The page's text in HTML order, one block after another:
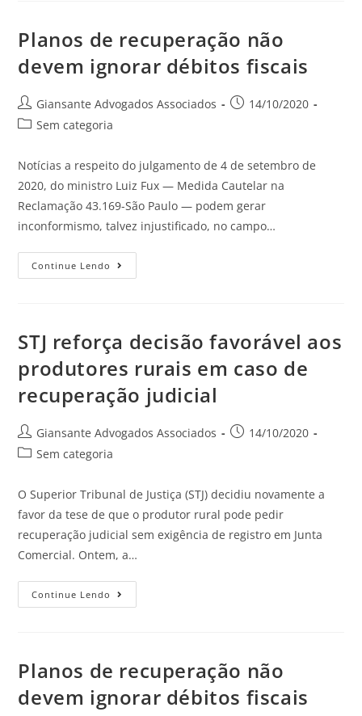
Planos de recuperação não
devem ignorar débitos fiscais
Giansante Advogados Associados
14/10/2020
Sem categoria
Notícias a respeito do julgamento de 4 de setembro de
2020, do ministro Luiz Fux — Medida Cautelar na
Reclamação 43.169-São Paulo — podem gerar
inconformismo, talvez injustificado, no campo…
Continue Lendo
STJ reforça decisão favorável aos
produtores rurais em caso de
recuperação judicial
Giansante Advogados Associados
14/10/2020
Sem categoria
O Superior Tribunal de Justiça (STJ) decidiu novamente a
favor da tese de que o produtor rural pode pedir
recuperação judicial sem exigência de registro em Junta
Comercial. Ontem, a…
Continue Lendo
Planos de recuperação não
devem ignorar débitos fiscais